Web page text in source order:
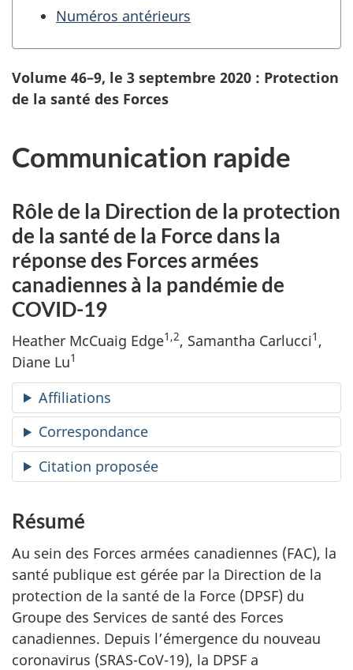
Numéros antérieurs
Volume 46–9, le 3 septembre 2020 : Protection
de la santé des Forces
Communication rapide
Rôle de la Direction de la protection
de la santé de la Force dans la
réponse des Forces armées
canadiennes à la pandémie de
COVID-19
Heather McCuaig Edge1,2, Samantha Carlucci1 ,
Diane Lu1
Affiliations
Correspondance
Citation proposée
Résumé
Au sein des Forces armées canadiennes (FAC), la
santé publique est gérée par la Direction de la
protection de la santé de la Force (DPSF) du
Groupe des Services de santé des Forces
canadiennes. Depuis l’émergence du nouveau
coronavirus (SRAS-CoV-19), la DPSF a